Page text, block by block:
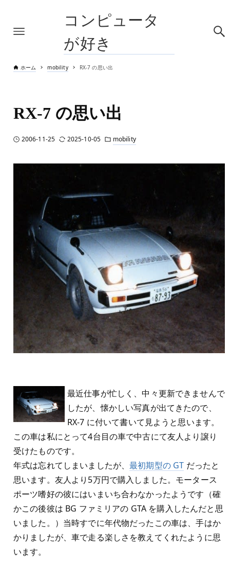
コンピュータ
が好き
ホーム mobility RX-7 の思い出
RX-7 の思い出
2006-11-25 2025-10-05 mobility
最近仕事が忙しく、中々更新できませんで
したが、懐かしい写真が出てきたので、
RX-7 に付いて書いて見ようと思います。
この車は私にとって4台目の車で中古にて友人より譲り
受けたものです。
年式は忘れてしまいましたが、最初期型の GT だったと
思います。友人より5万円で購入しました。モータース
ポーツ嗜好の彼にはいまいち合わなかったようです（確
かこの後彼は BG ファミリアの GTA を購入したんだと思
いました。）当時すでに年代物だったこの車は、手はか
かりましたが、車で走る楽しさを教えてくれたように思
います。